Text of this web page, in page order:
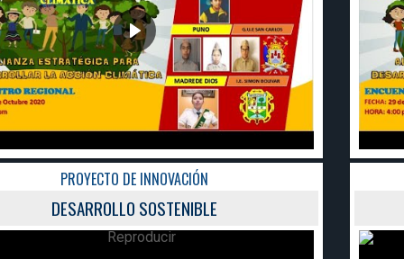
PROYECTO DE INNOVACIÓN
DESARROLLO SOSTENIBLE